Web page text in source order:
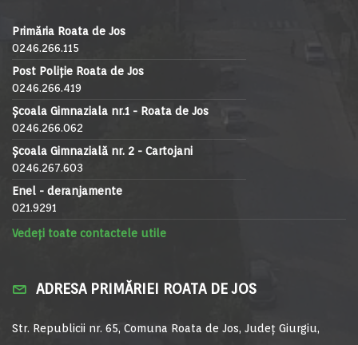
Primăria Roata de Jos
0246.266.115
Post Poliție Roata de Jos
0246.266.419
Școala Gimnaziala nr.1 - Roata de Jos
0246.266.062
Școala Gimnazială nr. 2 - Cartojani
0246.267.603
Enel - deranjamente
021.9291
Vedeți toate contactele utile
ADRESA PRIMĂRIEI ROATA DE JOS
Str. Republicii nr. 65, Comuna Roata de Jos, Județ Giurgiu,